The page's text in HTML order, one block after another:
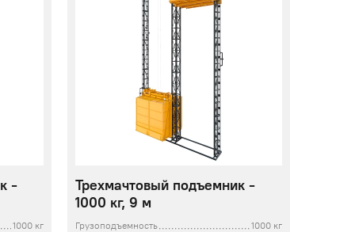
-
1000 кг
Трехмачтовый подъемник -
1000 кг, 9 м
Грузоподъемность
1000 кг